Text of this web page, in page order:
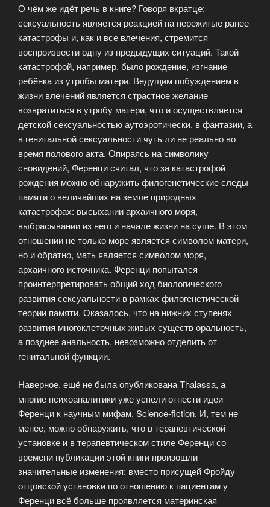
О чём же идёт речь в книге? Говоря вкратце:
сексуальность является реакцией на пережитые ранее
катастрофы и, как и все влечения, стремится
воспроизвести одну из предыдущих ситуаций. Такой
катастрофой, например, было рождение, изгнание
ребёнка из утробы матери. Ведущим побуждением в
жизни влечений является страстное желание
возвратиться в утробу матери, что и осуществляется
детской сексуальностью аутоэротически, в фантазии, а
в генитальной сексуальности чуть ли не реально во
время полового акта. Опираясь на символику
сновидений, Ференци считал, что за катастрофой
рождения можно обнаружить филогенетические следы
памяти о величайших на земле природных
катастрофах: высыхании архаичного моря,
выбрасывании из него и начале жизни на суше. В этом
отношении не только море является символом матери,
но и обратно, мать является символом моря,
архаичного источника. Ференци попытался
проинтерпретировать общий ход биологического
развития сексуальности в рамках филогенетической
теории памяти. Оказалось, что на нижних ступенях
развития многоклеточных живых существ оральность,
а позднее анальность, невозможно отделить от
генитальной функции.
Наверное, ещё не была опубликована Thalassa, а
многие психоаналитики уже успели отнести идеи
Ференци к научным мифам, Science-fiction. И, тем не
менее, можно обнаружить, что в терапевтической
установке и в терапевтическом стиле Ференци со
времени публикации этой книги произошли
значительные изменения: вместо присущей Фройду
отцовской установки по отношению к пациентам у
Ференци всё больше проявляется материнская